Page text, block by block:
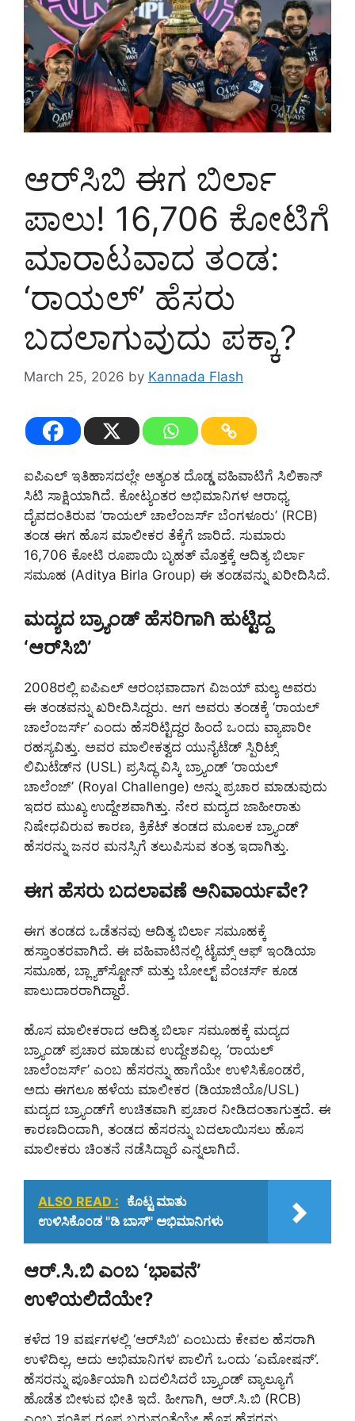
ಆರ್‌ಸಿಬಿ ಈಗ ಬಿರ್ಲಾ
ಪಾಲು! 16,706 ಕೋಟಿಗೆ
ಮಾರಾಟವಾದ ತಂಡ:
‘ರಾಯಲ್’ ಹೆಸರು
ಬದಲಾಗುವುದು ಪಕ್ಕಾ?
March 25, 2026 by Kannada Flash
ಐಪಿಎಲ್ ಇತಿಹಾಸದಲ್ಲೇ ಅತ್ಯಂತ ದೊಡ್ಡ ವಹಿವಾಟಿಗೆ ಸಿಲಿಕಾನ್
ಸಿಟಿ ಸಾಕ್ಷಿಯಾಗಿದೆ. ಕೋಟ್ಯಂತರ ಅಭಿಮಾನಿಗಳ ಆರಾಧ್ಯ
ದೈವದಂತಿರುವ ‘ರಾಯಲ್ ಚಾಲೆಂಜರ್ಸ್ ಬೆಂಗಳೂರು’ (RCB)
ತಂಡ ಈಗ ಹೊಸ ಮಾಲೀಕರ ತೆಕ್ಕೆಗೆ ಜಾರಿದೆ. ಸುಮಾರು
16,706 ಕೋಟಿ ರೂಪಾಯಿ ಬೃಹತ್ ಮೊತ್ತಕ್ಕೆ ಆದಿತ್ಯ ಬಿರ್ಲಾ
ಸಮೂಹ (Aditya Birla Group) ಈ ತಂಡವನ್ನು ಖರೀದಿಸಿದೆ.
ಮದ್ಯದ ಬ್ರ್ಯಾಂಡ್ ಹೆಸರಿಗಾಗಿ ಹುಟ್ಟಿದ್ದ
‘ಆರ್‌ಸಿಬಿ’
2008ರಲ್ಲಿ ಐಪಿಎಲ್ ಆರಂಭವಾದಾಗ ವಿಜಯ್ ಮಲ್ಯ ಅವರು
ಈ ತಂಡವನ್ನು ಖರೀದಿಸಿದ್ದರು. ಆಗ ಅವರು ತಂಡಕ್ಕೆ ‘ರಾಯಲ್
ಚಾಲೆಂಜರ್ಸ್’ ಎಂದು ಹೆಸರಿಟ್ಟಿದ್ದರ ಹಿಂದೆ ಒಂದು ವ್ಯಾಪಾರೀ
ರಹಸ್ಯವಿತ್ತು. ಅವರ ಮಾಲೀಕತ್ವದ ಯುನೈಟೆಡ್ ಸ್ಪಿರಿಟ್ಸ್
ಲಿಮಿಟೆಡ್‌ನ (USL) ಪ್ರಸಿದ್ಧ ವಿಸ್ಕಿ ಬ್ರ್ಯಾಂಡ್ ‘ರಾಯಲ್
ಚಾಲೆಂಜ್’ (Royal Challenge) ಅನ್ನು ಪ್ರಚಾರ ಮಾಡುವುದು
ಇದರ ಮುಖ್ಯ ಉದ್ದೇಶವಾಗಿತ್ತು. ನೇರ ಮದ್ಯದ ಜಾಹೀರಾತು
ನಿಷೇಧವಿರುವ ಕಾರಣ, ಕ್ರಿಕೆಟ್ ತಂಡದ ಮೂಲಕ ಬ್ರ್ಯಾಂಡ್
ಹೆಸರನ್ನು ಜನರ ಮನಸ್ಸಿಗೆ ತಲುಪಿಸುವ ತಂತ್ರ ಇದಾಗಿತ್ತು.
ಈಗ ಹೆಸರು ಬದಲಾವಣೆ ಅನಿವಾರ್ಯವೇ?
ಈಗ ತಂಡದ ಒಡೆತನವು ಆದಿತ್ಯ ಬಿರ್ಲಾ ಸಮೂಹಕ್ಕೆ
ಹಸ್ತಾಂತರವಾಗಿದೆ. ಈ ವಹಿವಾಟಿನಲ್ಲಿ ಟೈಮ್ಸ್ ಆಫ್ ಇಂಡಿಯಾ
ಸಮೂಹ, ಬ್ಲ್ಯಾಕ್‌ಸ್ಟೋನ್ ಮತ್ತು ಬೋಲ್ಟ್ ವೆಂಚರ್ಸ್‌ ಕೂಡ
ಪಾಲುದಾರರಾಗಿದ್ದಾರೆ.
ಹೊಸ ಮಾಲೀಕರಾದ ಆದಿತ್ಯ ಬಿರ್ಲಾ ಸಮೂಹಕ್ಕೆ ಮದ್ಯದ
ಬ್ರ್ಯಾಂಡ್ ಪ್ರಚಾರ ಮಾಡುವ ಉದ್ದೇಶವಿಲ್ಲ. ‘ರಾಯಲ್
ಚಾಲೆಂಜರ್ಸ್’ ಎಂಬ ಹೆಸರನ್ನು ಹಾಗೆಯೇ ಉಳಿಸಿಕೊಂಡರೆ,
ಅದು ಈಗಲೂ ಹಳೆಯ ಮಾಲೀಕರ (ಡಿಯಾಜಿಯೊ/USL)
ಮದ್ಯದ ಬ್ರ್ಯಾಂಡ್‌ಗೆ ಉಚಿತವಾಗಿ ಪ್ರಚಾರ ನೀಡಿದಂತಾಗುತ್ತದೆ. ಈ
ಕಾರಣದಿಂದಾಗಿ, ತಂಡದ ಹೆಸರನ್ನು ಬದಲಾಯಿಸಲು ಹೊಸ
ಮಾಲೀಕರು ಚಿಂತನೆ ನಡೆಸಿದ್ದಾರೆ ಎನ್ನಲಾಗಿದೆ.
ALSO READ : ಕೊಟ್ಟ ಮಾತು
ಉಳಿಸಿಕೊಂಡ "ಡಿ ಬಾಸ್" ಅಭಿಮಾನಿಗಳು
ಆರ್.ಸಿ.ಬಿ ಎಂಬ ‘ಭಾವನೆ’
ಉಳಿಯಲಿದೆಯೇ?
ಕಳೆದ 19 ವರ್ಷಗಳಲ್ಲಿ ‘ಆರ್‌ಸಿಬಿ’ ಎಂಬುದು ಕೇವಲ ಹೆಸರಾಗಿ
ಉಳಿದಿಲ್ಲ, ಅದು ಅಭಿಮಾನಿಗಳ ಪಾಲಿಗೆ ಒಂದು ‘ಎಮೋಷನ್’.
ಹೆಸರನ್ನು ಪೂರ್ತಿಯಾಗಿ ಬದಲಿಸಿದರೆ ಬ್ರ್ಯಾಂಡ್ ವ್ಯಾಲ್ಯೂಗೆ
ಹೊಡೆತ ಬೀಳುವ ಭೀತಿ ಇದೆ. ಹೀಗಾಗಿ, ಆರ್.ಸಿ.ಬಿ (RCB)